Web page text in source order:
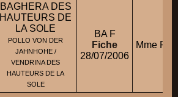
BAGHERA DES
HAUTEURS DE
LA SOLE
POLLO VON DER
JAHNHOHE /
VENDRINA DES
HAUTEURS DE LA
SOLE
BA F
Fiche
28/07/2006
Mme